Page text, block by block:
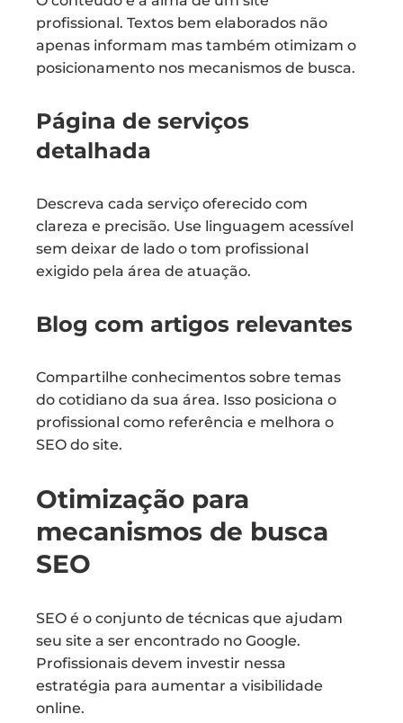
profissional. Textos bem elaborados não
apenas informam mas também otimizam o
posicionamento nos mecanismos de busca.
Página de serviços
detalhada
Descreva cada serviço oferecido com
clareza e precisão. Use linguagem acessível
sem deixar de lado o tom profissional
exigido pela área de atuação.
Blog com artigos relevantes
Compartilhe conhecimentos sobre temas
do cotidiano da sua área. Isso posiciona o
profissional como referência e melhora o
SEO do site.
Otimização para
mecanismos de busca
SEO
SEO é o conjunto de técnicas que ajudam
seu site a ser encontrado no Google.
Profissionais devem investir nessa
estratégia para aumentar a visibilidade
online.